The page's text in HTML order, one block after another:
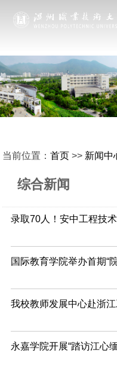
当前位置：首页 >> 新闻中
综合新闻
国际教育学院举办首期“